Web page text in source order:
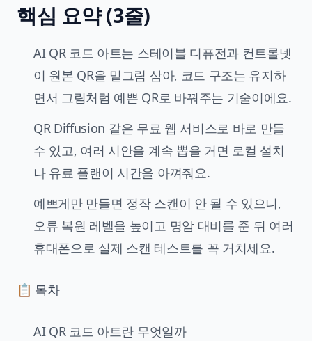
핵심 요약 (3줄)
AI QR 코드 아트는 스테이블 디퓨전과 컨트롤넷
이 원본 QR을 밑그림 삼아, 코드 구조는 유지하
면서 그림처럼 예쁜 QR로 바꿔주는 기술이에요.
QR Diffusion 같은 무료 웹 서비스로 바로 만들
수 있고, 여러 시안을 계속 뽑을 거면 로컬 설치
나 유료 플랜이 시간을 아껴줘요.
예쁘게만 만들면 정작 스캔이 안 될 수 있으니,
오류 복원 레벨을 높이고 명암 대비를 준 뒤 여러
휴대폰으로 실제 스캔 테스트를 꼭 거치세요.
📋 목차
AI QR 코드 아트란 무엇일까